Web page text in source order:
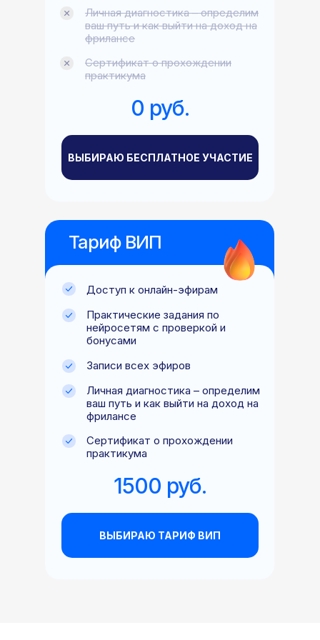
Личная диагностика – определим
ваш путь и как выйти на доход на
фрилансе
Сертификат о прохождении
практикума
0 руб.
ВЫБИРАЮ БЕСПЛАТНОЕ УЧАСТИЕ
Доступ к онлайн-эфирам
Записи всех эфиров
Личная диагностика – определим
ваш путь и как выйти на доход на
фрилансе
Сертификат о прохождении
практикума
Практические задания по
нейросетям с проверкой и
бонусами
1500 руб.
Тариф ВИП
ВЫБИРАЮ ТАРИФ ВИП